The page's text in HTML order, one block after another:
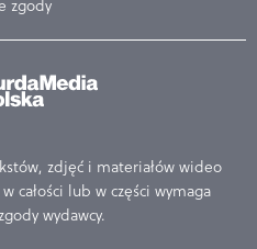
zgody
zdjęć i materiałów wideo
całości lub w części wymaga
wydawcy.